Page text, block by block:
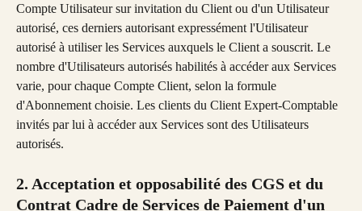
Compte Utilisateur sur invitation du Client ou d'un Utilisateur
autorisé, ces derniers autorisant expressément l'Utilisateur
autorisé à utiliser les Services auxquels le Client a souscrit. Le
nombre d'Utilisateurs autorisés habilités à accéder aux Services
varie, pour chaque Compte Client, selon la formule
d'Abonnement choisie. Les clients du Client Expert-Comptable
invités par lui à accéder aux Services sont des Utilisateurs
autorisés.
2. Acceptation et opposabilité des CGS et du
Contrat Cadre de Services de Paiement d'un